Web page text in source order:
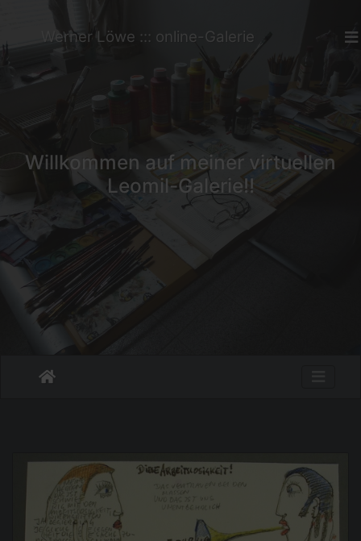
Werner Löwe ::: online-Galerie
Willkommen auf meiner virtuellen
Leomil-Galerie!!